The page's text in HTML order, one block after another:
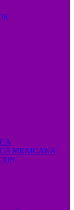
MEXICANA